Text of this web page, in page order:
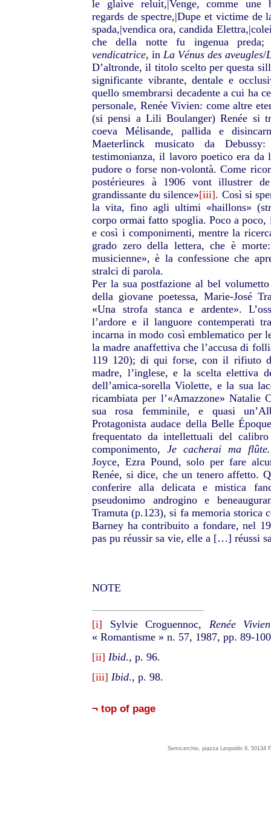
le glaive reluit,|Venge, comme une
regards de spectre,|Dupe et victime de
spada,|vendica ora, candida
che della notte fu ingenua
vendicatrice, in La Vénus des aveugles/
D’altronde, il titolo scelto per questa
significante vibrante, dentale e
quello smembrarsi decadente a cui ha
personale, Renée Vivien: come altre
(si pensi a Lili Boulanger) Renée si
coeva Mélisande, pallida e
Maeterlinck musicato da
testimonianza, il lavoro poetico era da
pudore o forse non-volontà.Come
postérieures à 1906 vont illustrer
grandissante du silence»[iii]. Così si
la vita, fino agli ultimi «haillons»
corpo ormai fatto spoglia. Poco a
e così i componimenti, mentre la
grado zero della lettera, che è
musicienne», è la confessione che
stralci di parola.
Per la sua postfazione al bel
della giovane poetessa, Marie-José
«Una strofa stanca e ardente».
l’ardore e il languore contemperati
incarna in modo così emblematico per
la madre anaffettiva che l’accusa di
119 120); di qui forse, con il rifiuto
madre, l’inglese, e la scelta elettiva
dell’amica-sorella Violette, e la sua
ricambiata per l’«Amazzone» Natalie
sua rosa femminile, e quasi
Protagonista audace della Belle
frequentato da intellettuali del
componimento, Je cacherai ma
Joyce, Ezra Pound, solo per fare
Renée, si dice, che un tenero affetto.
conferire alla delicata e mistica
pseudonimo androgino e
Tramuta (p.123), si fa memoria storica
Barney ha contribuito a fondare, nel
pas pu réussir sa vie, elle a […] réussi
NOTE
[i] Sylvie Croguennoc, Renée
« Romantisme » n. 57, 1987, pp. 89-
[ii] Ibid., p. 96.
[iii] Ibid., p. 98.
¬ top of page
Semicerchio, piazza Leopoldo 9, 50134